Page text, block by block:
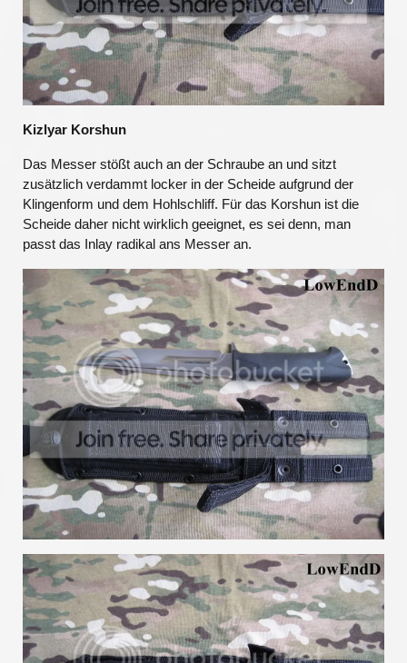
Kizlyar Korshun
Das Messer stößt auch an der Schraube an und sitzt
zusätzlich verdammt locker in der Scheide aufgrund der
Klingenform und dem Hohlschliff. Für das Korshun ist die
Scheide daher nicht wirklich geeignet, es sei denn, man
passt das Inlay radikal ans Messer an.